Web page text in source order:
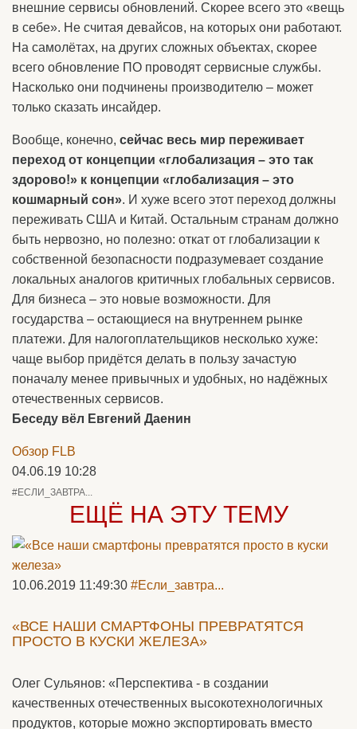
внешние сервисы обновлений. Скорее всего это «вещь
в себе». Не считая девайсов, на которых они работают.
На самолётах, на других сложных объектах, скорее
всего обновление ПО проводят сервисные службы.
Насколько они подчинены производителю – может
только сказать инсайдер.
Вообще, конечно, сейчас весь мир переживает
переход от концепции «глобализация – это так
здорово!» к концепции «глобализация – это
кошмарный сон». И хуже всего этот переход должны
переживать США и Китай. Остальным странам должно
быть нервозно, но полезно: откат от глобализации к
собственной безопасности подразумевает создание
локальных аналогов критичных глобальных сервисов.
Для бизнеса – это новые возможности. Для
государства – остающиеся на внутреннем рынке
платежи. Для налогоплательщиков несколько хуже:
чаще выбор придётся делать в пользу зачастую
поначалу менее привычных и удобных, но надёжных
отечественных сервисов.
Беседу вёл Евгений Даенин
Обзор FLB
04.06.19 10:28
#ЕСЛИ_ЗАВТРА...
ЕЩЁ НА ЭТУ ТЕМУ
10.06.2019 11:49:30 #Если_завтра...
«ВСЕ НАШИ СМАРТФОНЫ ПРЕВРАТЯТСЯ
ПРОСТО В КУСКИ ЖЕЛЕЗА»
Олег Сульянов: «Перспектива - в создании
качественных отечественных высокотехнологичных
продуктов, которые можно экспортировать вместо